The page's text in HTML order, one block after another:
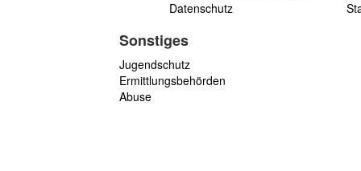
Datenschutz
Sonstiges
Jugendschutz
Ermittlungsbehörden
Abuse